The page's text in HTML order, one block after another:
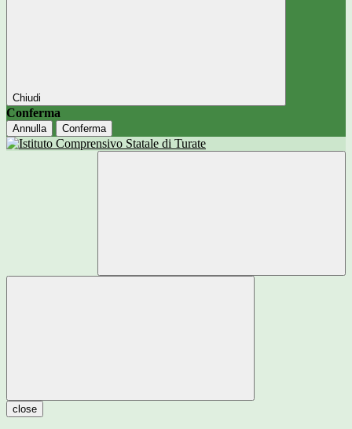
Chiudi
Conferma
Annulla Conferma
close